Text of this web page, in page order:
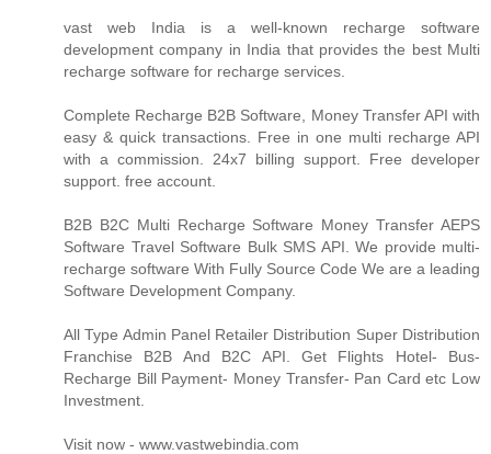
vast web India is a well-known recharge software
development company in India that provides the best Multi
recharge software for recharge services.
Complete Recharge B2B Software, Money Transfer API with
easy & quick transactions. Free in one multi recharge API
with a commission. 24x7 billing support. Free developer
support. free account.
B2B B2C Multi Recharge Software Money Transfer AEPS
Software Travel Software Bulk SMS API. We provide multi-
recharge software With Fully Source Code We are a leading
Software Development Company.
All Type Admin Panel Retailer Distribution Super Distribution
Franchise B2B And B2C API. Get Flights Hotel- Bus-
Recharge Bill Payment- Money Transfer- Pan Card etc Low
Investment.
Visit now - www.vastwebindia.com